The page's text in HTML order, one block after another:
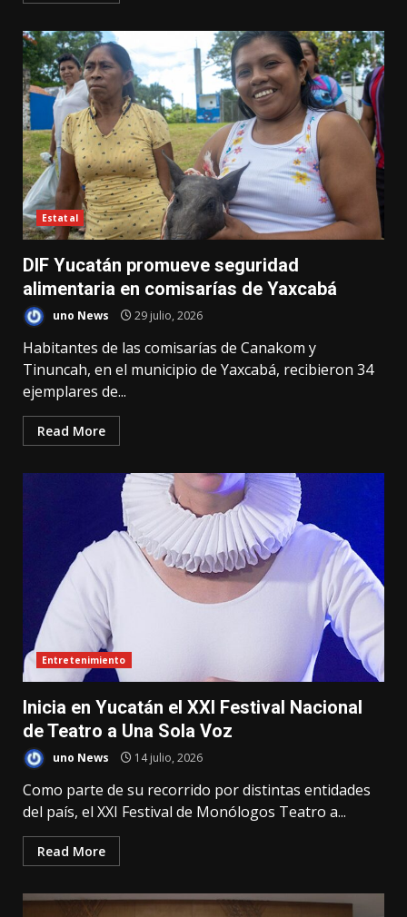
Estatal
DIF Yucatán promueve seguridad
alimentaria en comisarías de Yaxcabá
uno News 29 julio, 2026
Habitantes de las comisarías de Canakom y
Tinuncah, en el municipio de Yaxcabá, recibieron 34
ejemplares de...
Read More
Entretenimiento
Inicia en Yucatán el XXI Festival Nacional
de Teatro a Una Sola Voz
uno News 14 julio, 2026
Como parte de su recorrido por distintas entidades
del país, el XXI Festival de Monólogos Teatro a...
Read More